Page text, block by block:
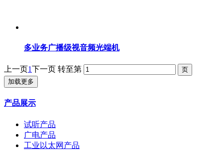
多业务广播级视音频光端机
上一页1下一页 转至第
加载更多
产品展示
试听产品
广电产品
工业以太网产品